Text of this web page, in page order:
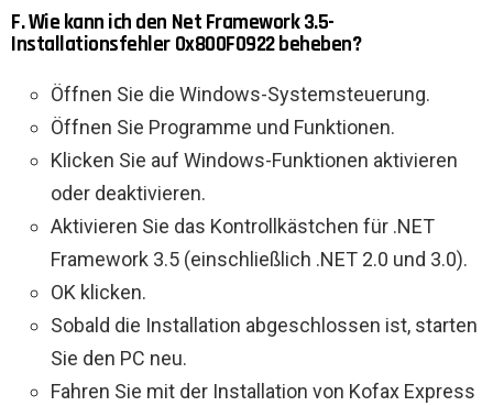
F. Wie kann ich den Net Framework 3.5-
Installationsfehler 0x800F0922 beheben?
Öffnen Sie die Windows-Systemsteuerung.
Öffnen Sie Programme und Funktionen.
Klicken Sie auf Windows-Funktionen aktivieren
oder deaktivieren.
Aktivieren Sie das Kontrollkästchen für .NET
Framework 3.5 (einschließlich .NET 2.0 und 3.0).
OK klicken.
Sobald die Installation abgeschlossen ist, starten
Sie den PC neu.
Fahren Sie mit der Installation von Kofax Express